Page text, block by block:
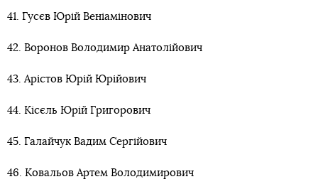
41. Гусєв Юрій Веніамінович
42. Воронов Володимир Анатолійович
43. Арістов Юрій Юрійович
44. Кісєль Юрій Григорович
45. Галайчук Вадим Сергійович
46. Ковальов Артем Володимирович